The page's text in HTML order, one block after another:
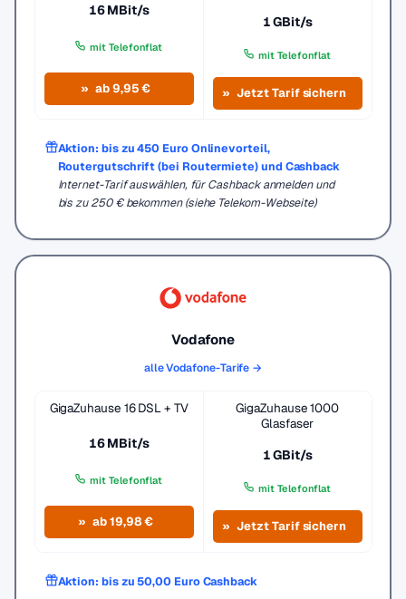
16 MBit/s
mit Telefonflat
ab 9,95 €
1 GBit/s
mit Telefonflat
Jetzt Tarif sichern
Aktion: bis zu 450 Euro Onlinevorteil,
Routergutschrift (bei Routermiete) und Cashback
Internet-Tarif auswählen, für Cashback anmelden und
bis zu 250 € bekommen (siehe Telekom-Webseite)
Vodafone
alle Vodafone-Tarife →
GigaZuhause 16 DSL + TV
16 MBit/s
mit Telefonflat
ab 19,98 €
GigaZuhause 1000
Glasfaser
1 GBit/s
mit Telefonflat
Jetzt Tarif sichern
Aktion: bis zu 50,00 Euro Cashback